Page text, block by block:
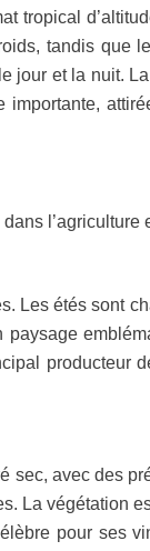
tropical
tandis
jour et la nuit.
l’agriculture
Les étés sont
producteur
avec des
La végétation
pour ses